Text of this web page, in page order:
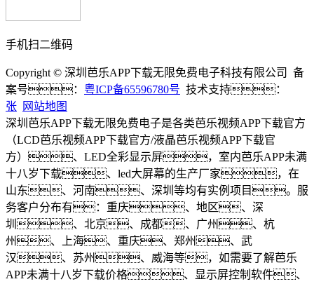
手机扫二维码
Copyright © 深圳芭乐APP下载无限免费电子科技有限公司 备
案号： 粤ICP备65596780号 技术支持：
张
网站地图
深圳芭乐APP下载无限免费电子是各类芭乐视频APP下载官方
（LCD芭乐视频APP下载官方/液晶芭乐视频APP下载官
方）、LED全彩显示屏，室内芭乐APP未满
十八岁下载、led大屏幕的生产厂家，在
山东、河南、深圳等均有实例项目。服
务客户分布有：重庆、地区、深
圳、北京、成都、广州、杭
州、上海、重庆、郑州、武
汉、苏州、威海等，如需要了解芭乐
APP未满十八岁下载价格、显示屏控制软件、